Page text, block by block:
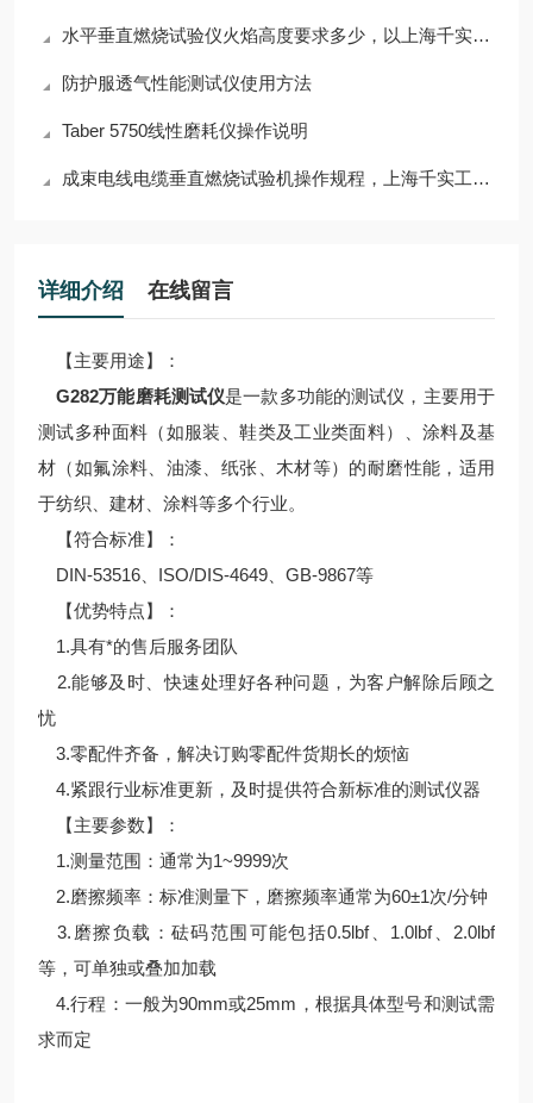
水平垂直燃烧试验仪火焰高度要求多少，以上海千实的F241为例
防护服透气性能测试仪使用方法
Taber 5750线性磨耗仪操作说明
成束电线电缆垂直燃烧试验机操作规程，上海千实工程师指导您
详细介绍 在线留言
【主要用途】：
G282万能磨耗测试仪是一款多功能的测试仪，主要用于
测试多种面料（如服装、鞋类及工业类面料）、涂料及基
材（如氟涂料、油漆、纸张、木材等）的耐磨性能，适用
于纺织、建材、涂料等多个行业。
【符合标准】：
DIN-53516、ISO/DIS-4649、GB-9867等
【优势特点】：
1.具有*的售后服务团队
2.能够及时、快速处理好各种问题，为客户解除后顾之
忧
3.零配件齐备，解决订购零配件货期长的烦恼
4.紧跟行业标准更新，及时提供符合新标准的测试仪器
【主要参数】：
1.测量范围：通常为1~9999次
2.磨擦频率：标准测量下，磨擦频率通常为60±1次/分钟
3.磨擦负载：砝码范围可能包括0.5lbf、1.0lbf、2.0lbf
等，可单独或叠加加载
4.行程：一般为90mm或25mm，根据具体型号和测试需
求而定